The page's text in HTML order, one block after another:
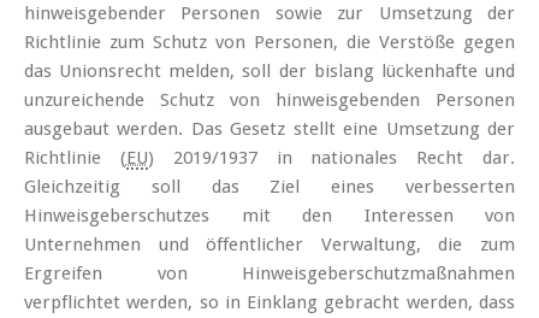
hinweisgebender Personen sowie zur Umsetzung der
Richtlinie zum Schutz von Personen, die Verstöße gegen
das Unionsrecht melden, soll der bislang lückenhafte und
unzureichende Schutz von hinweisgebenden Personen
ausgebaut werden. Das Gesetz stellt eine Umsetzung der
Richtlinie (EU) 2019/1937 in nationales Recht dar.
Gleichzeitig soll das Ziel eines verbesserten
Hinweisgeberschutzes mit den Interessen von
Unternehmen und öffentlicher Verwaltung, die zum
Ergreifen von Hinweisgeberschutzmaßnahmen
verpflichtet werden, so in Einklang gebracht werden, dass